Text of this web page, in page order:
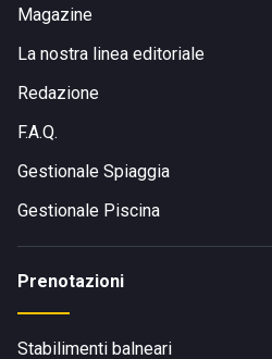
Magazine
La nostra linea editoriale
Redazione
F.A.Q.
Gestionale Spiaggia
Gestionale Piscina
Prenotazioni
Stabilimenti balneari